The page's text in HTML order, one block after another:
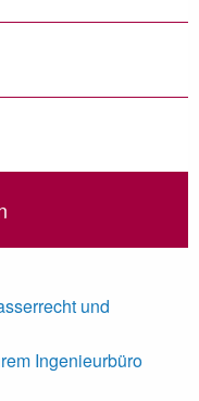
und
Ingenieurbüro